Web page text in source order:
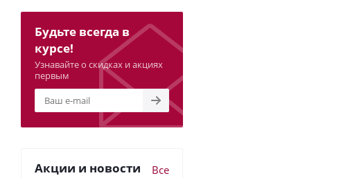
Будьте всегда в
курсе!
Узнавайте о скидках и акциях
первым
Акции и новости Все